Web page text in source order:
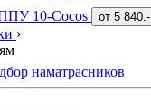
10-Cocos от 5 840.-
›
наматрасников